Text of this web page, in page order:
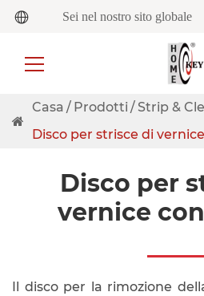
Sei nel nostro sito globale
Casa Prodotti
Strip &
Disco per strisce di
Disco per
vernice
Il disco per la rimozione